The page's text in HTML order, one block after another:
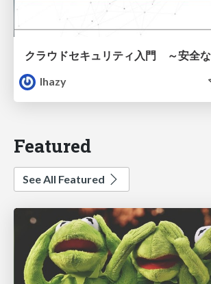
lhazy
Featured
See All Featured